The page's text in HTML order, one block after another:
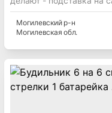
Могилевскийр-н
Могилевская обл.